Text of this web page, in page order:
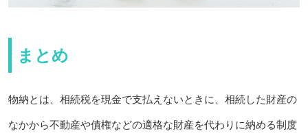
まとめ
物納とは、相続税を現金で支払えないときに、相続した財産の
なかから不動産や債権などの適格な財産を代わりに納める制度